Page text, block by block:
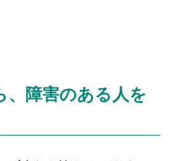
、障害のある人を